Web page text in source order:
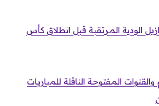
الودية المرتقبة قبل انطلاق كأس
المفتوحة الناقلة للمباريات